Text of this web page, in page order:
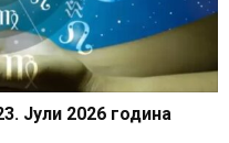
Јули 2026 година